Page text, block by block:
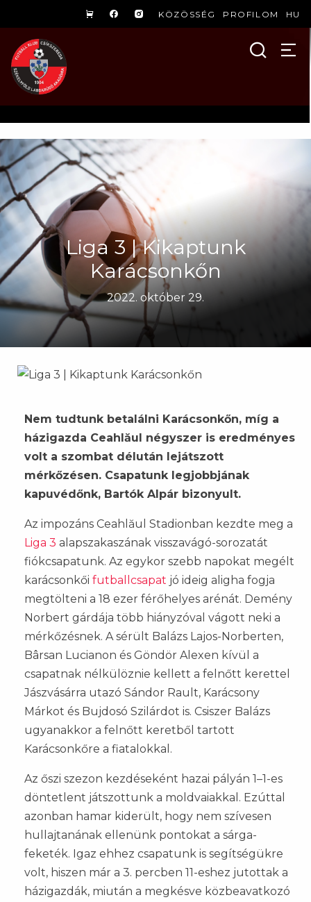
KÖZÖSSÉG PROFILOM HU
Liga 3 | Kikaptunk
Karácsonkőn
2022. október 29.
Nem tudtunk betalálni Karácsonkőn, míg a
házigazda Ceahlăul négyszer is eredményes
volt a szombat délután lejátszott
mérkőzésen. Csapatunk legjobbjának
kapuvédőnk, Bartók Alpár bizonyult.
Az impozáns Ceahlăul Stadionban kezdte meg a
Liga 3 alapszakaszának visszavágó-sorozatát
fiókcsapatunk. Az egykor szebb napokat megélt
karácsonkői futballcsapat jó ideig aligha fogja
megtölteni a 18 ezer férőhelyes arénát. Demény
Norbert gárdája több hiányzóval vágott neki a
mérkőzésnek. A sérült Balázs Lajos-Norberten,
Bârsan Lucianon és Göndör Alexen kívül a
csapatnak nélkülöznie kellett a felnőtt kerettel
Jászvásárra utazó Sándor Rault, Karácsony
Márkot és Bujdosó Szilárdot is. Csiszer Balázs
ugyanakkor a felnőtt keretből tartott
Karácsonkőre a fiatalokkal.
Az őszi szezon kezdéseként hazai pályán 1–1-es
döntetlent játszottunk a moldvaiakkal. Ezúttal
azonban hamar kiderült, hogy nem szívesen
hullajtanának ellenünk pontokat a sárga-
feketék. Igaz ehhez csapatunk is segítségükre
volt, hiszen már a 3. percben 11-eshez jutottak a
házigazdák, miután a megkésve közbeavatkozó